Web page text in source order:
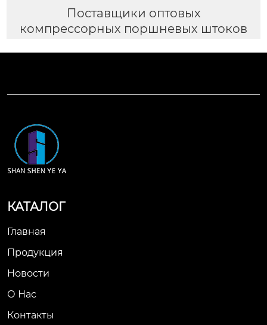
Поставщики оптовых
компрессорных поршневых штоков
КАТАЛОГ
Главная
Продукция
Новости
О Нас
Контакты